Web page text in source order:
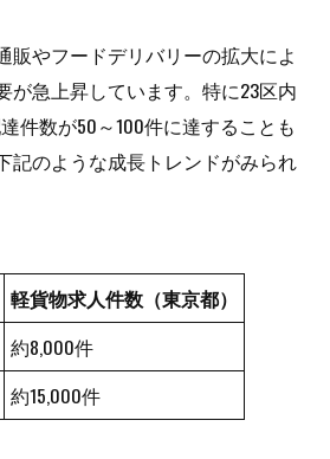
販やフードデリバリーの拡大によ
が急上昇しています。特に23区内
件数が50～100件に達することも
記のような成長トレンドがみられ
軽貨物求人件数（東京都）
約8,000件
約15,000件